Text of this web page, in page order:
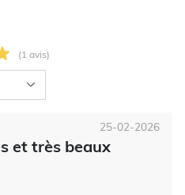
(1 avis)
et très beaux
25-02-2026